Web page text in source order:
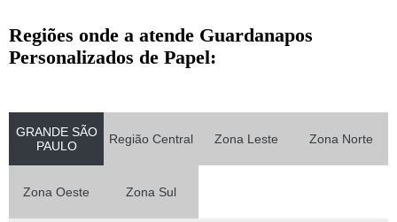
Regiões onde a atende Guardanapos
Personalizados de Papel:
GRANDE SÃO
PAULO
Região Central Zona Leste Zona Norte
Zona Oeste Zona Sul